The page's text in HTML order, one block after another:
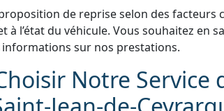
de reprise selon des
à l’état du véhicule. Vous souhaitez en
sur nos prestations.
Notre Service